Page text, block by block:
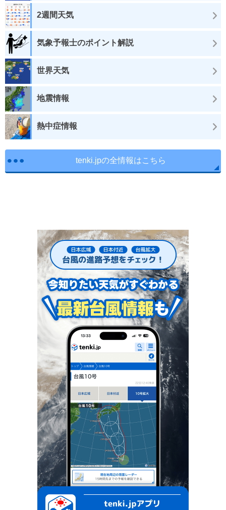
2週間天気
気象予報士のポイント解説
世界天気
地震情報
熱中症情報
tenki.jpの全情報はこちら